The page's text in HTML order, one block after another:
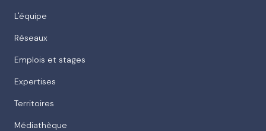
L'équipe
Réseaux
Emplois et stages
Expertises
Territoires
Médiathèque